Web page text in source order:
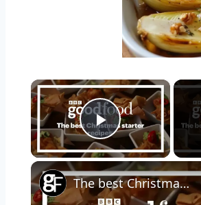
×
Play Video
The best Christmas starter recipes